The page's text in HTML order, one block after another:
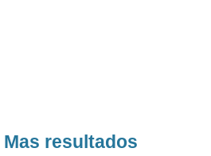
Mas resultados